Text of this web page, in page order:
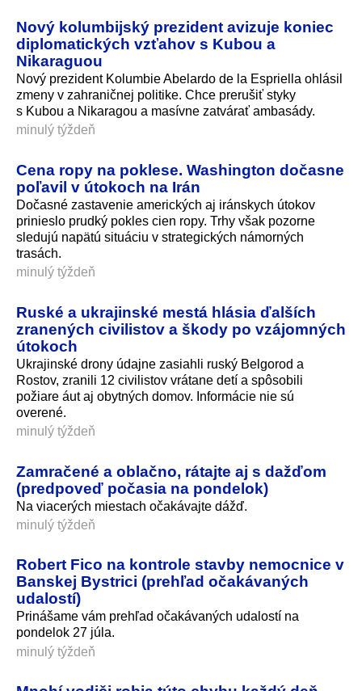
Nový kolumbijský prezident avizuje koniec
diplomatických vzťahov s Kubou a
Nikaraguou
Nový prezident Kolumbie Abelardo de la Espriella ohlásil
zmeny v zahraničnej politike. Chce prerušiť styky
s Kubou a Nikaragou a masívne zatvárať ambasády.
minulý týždeň
Cena ropy na poklese. Washington dočasne
poľavil v útokoch na Irán
Dočasné zastavenie amerických aj iránskych útokov
prinieslo prudký pokles cien ropy. Trhy však pozorne
sledujú napätú situáciu v strategických námorných
trasách.
minulý týždeň
Ruské a ukrajinské mestá hlásia ďalších
zranených civilistov a škody po vzájomných
útokoch
Ukrajinské drony údajne zasiahli ruský Belgorod a
Rostov, zranili 12 civilistov vrátane detí a spôsobili
požiare áut aj obytných domov. Informácie nie sú
overené.
minulý týždeň
Zamračené a oblačno, rátajte aj s dažďom
(predpoveď počasia na pondelok)
Na viacerých miestach očakávajte dážď.
minulý týždeň
Robert Fico na kontrole stavby nemocnice v
Banskej Bystrici (prehľad očakávaných
udalostí)
Prinášame vám prehľad očakávaných udalostí na
pondelok 27 júla.
minulý týždeň